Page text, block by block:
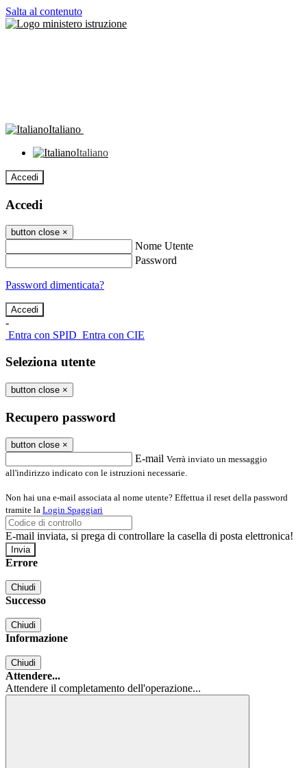
Salta al contenuto
Italiano
Italiano
Accedi
Accedi
button close ×
Nome Utente
Password
Password dimenticata?
-
Entra con SPID Entra con CIE
Seleziona utente
button close ×
Recupero password
button close ×
E-mail Verrà inviato un messaggio
all'indirizzo indicato con le istruzioni necessarie.
Non hai una e-mail associata al nome utente? Effettua il reset della password
tramite la Login Spaggiari
E-mail inviata, si prega di controllare la casella di posta elettronica!
Errore
Chiudi
Successo
Chiudi
Informazione
Chiudi
Attendere...
Attendere il completamento dell'operazione...